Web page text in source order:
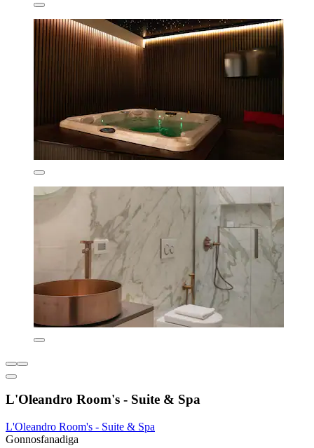
L'Oleandro Room's - Suite & Spa
L'Oleandro Room's - Suite & Spa
Gonnosfanadiga